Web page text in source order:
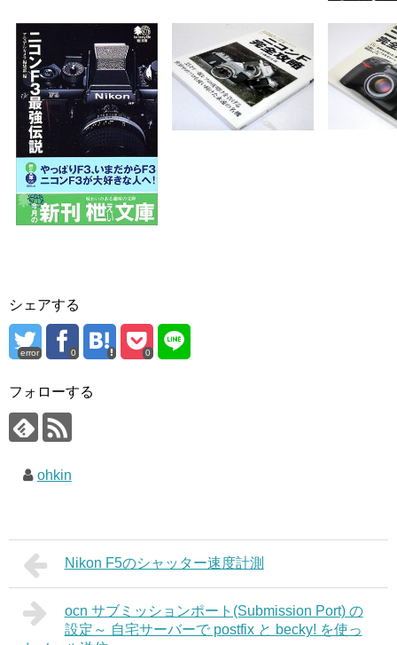
シェアする
error 0 0
フォローする
ohkin
Nikon F5のシャッター速度計測
ocn サブミッションポート(Submission Port) の
設定～ 自宅サーバーで postfix と becky! を使っ